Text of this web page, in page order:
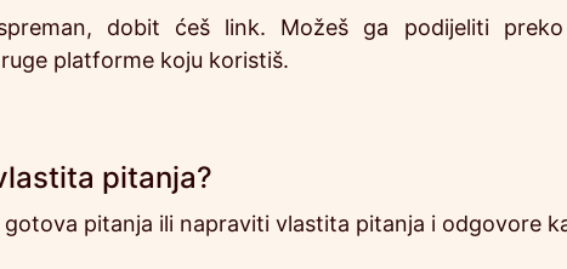
dobit ćeš link. Možeš ga podijeliti preko
platforme koju koristiš.
pitanja?
pitanja ili napraviti vlastita pitanja i odgovore